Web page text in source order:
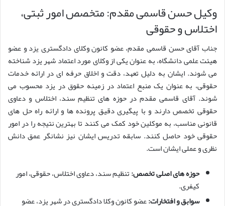
وکیل حسن قاسمی مقدم: متخصص امور ثبتی،
اختلاس و حقوقی
جناب آقای حسن قاسمی مقدم، عضو کانون وکلای دادگستری یزد و عضو
هیئت علمی دانشگاه، به عنوان یکی از وکلای مورد اعتماد شهر یزد شناخته
می شوند. ایشان به دلیل تعهد، دقت و اخلاق حرفه ای در ارائه خدمات
حقوقی، به عنوان یک منبع اعتماد در زمینه حقوق در یزد محسوب می
شوند. آقای قاسمی مقدم در حوزه های تنظیم سند، اختلاس و دعاوی
حقوقی تخصص دارند و با پیگیری دقیق پرونده ها و ارائه راه حل های
قانونی مناسب، به موکلین خود کمک می کنند تا بهترین نتیجه را در امور
حقوقی خود حاصل کنند. سابقه تدریس ایشان نیز نشانگر عمق دانش
نظری و عملی ایشان است.
حوزه های اصلی تخصص:تنظیم سند، دعاوی اختلاس، حقوقی، امور
کیفری.
سوابق و افتخارات:عضو کانون وکلا دادگستری در شهر یزد، عضو